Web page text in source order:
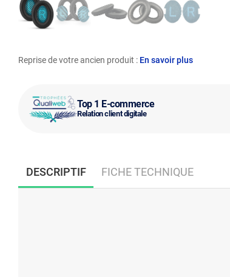
Top 1 E-commerce
Relation client digitale
Reprise de votre ancien produit : En savoir plus
DESCRIPTIF FICHE TECHNIQUE